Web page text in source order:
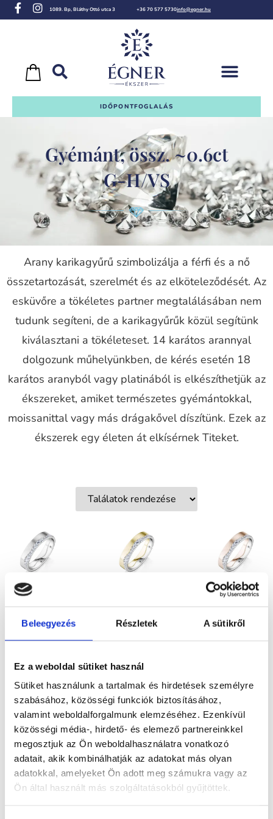
Beleegyezés Részletek A sütikről
Ez a weboldal sütiket használ
Sütiket használunk a tartalmak és hirdetések személyre
szabásához, közösségi funkciók biztosításához,
valamint weboldalforgalmunk elemzéséhez. Ezenkívül
közösségi média-, hirdető- és elemező partnereinkkel
megosztjuk az Ön weboldalhasználatra vonatkozó
adatait, akik kombinálhatják az adatokat más olyan
adatokkal, amelyeket Ön adott meg számukra vagy az
Ön által használt más szolgáltatásokból gyűjtöttek.
1089. Bp, Bláthy Ottó utca 3 +36 70 577 5730info@egner.hu
IDŐPONTFOGLALÁS
Gyémánt, össz. ~0.6ct
G-H/VS
Arany karikagyűrű szimbolizálja a férfi és a nő
összetartozását, szerelmét és az elköteleződését. Az
esküvőre a tökéletes partner megtalálásában nem
tudunk segíteni, de a karikagyűrűk közül segítünk
kiválasztani a tökéleteset. 14 karátos arannyal
dolgozunk műhelyünkben, de kérés esetén 18
karátos aranyból vagy platinából is elkészíthetjük az
ékszereket, amiket természetes gyémántokkal,
moissanittal vagy más drágakővel díszítünk. Ezek az
ékszerek egy életen át elkísérnek Titeket.
POMINO
1.206.700 Ft
gyémántokkal
1.206.700
gyémántokkal
POMINO
1.206.700
gyémántokkal